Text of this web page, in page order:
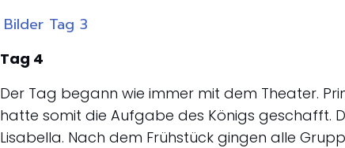
Bilder Tag 3
Tag 4
Der Tag begann wie immer mit dem Theater.
hatte somit die Aufgabe des Königs geschafft.
Lisabella. Nach dem Frühstück gingen alle